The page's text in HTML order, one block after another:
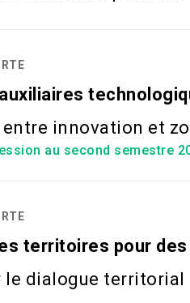
entre innovation et
au second semestre
territoires pour
le dialogue